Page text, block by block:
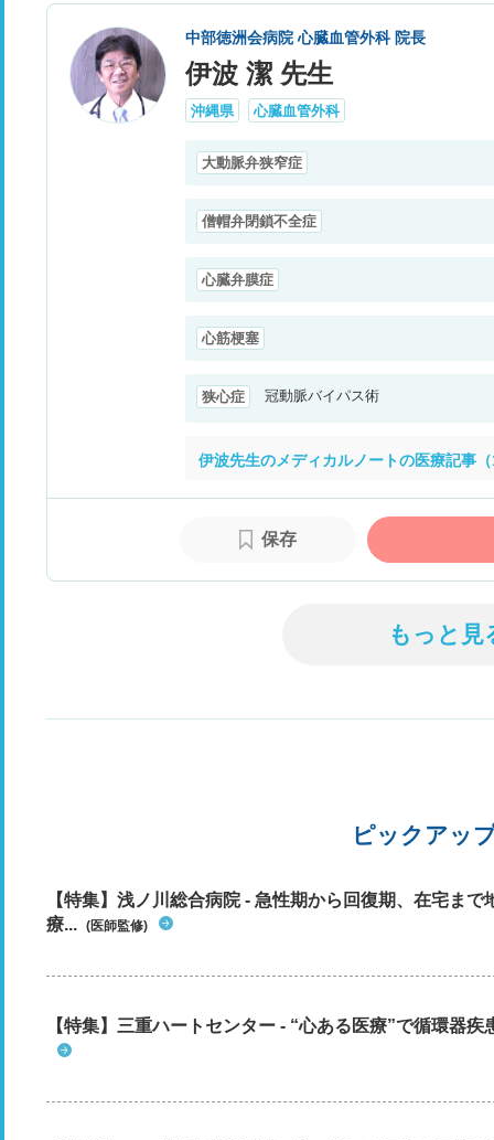
中部徳洲会病院 心臓血管外科 院長
伊波 潔 先生
沖縄県 心臓血管外科
大動脈弁狭窄症
僧帽弁閉鎖不全症
心臓弁膜症
心筋梗塞
狭心症 冠動脈バイパス術
伊波先生のメディカルノートの医療記事
保存
もっと見
ピックアッ
【特集】浅ノ川総合病院 - 急性期から回復期、在宅ま
療... (医師監修)
【特集】三重ハートセンター - “心ある医療”で循環器疾